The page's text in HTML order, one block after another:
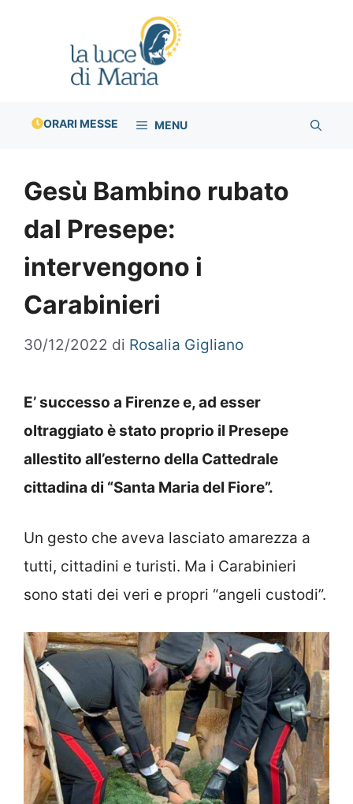
ORARI MESSE MENU
Gesù Bambino rubato
dal Presepe:
intervengono i
Carabinieri
30/12/2022 di Rosalia Gigliano
E’ successo a Firenze e, ad esser
oltraggiato è stato proprio il Presepe
allestito all’esterno della Cattedrale
cittadina di “Santa Maria del Fiore”.
Un gesto che aveva lasciato amarezza a
tutti, cittadini e turisti. Ma i Carabinieri
sono stati dei veri e propri “angeli custodi”.